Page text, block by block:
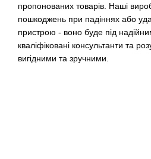
пропонованих товарів. Наші
пошкоджень при падіннях або
пристрою - воно буде під
кваліфіковані консультанти та
вигідними та зручними.